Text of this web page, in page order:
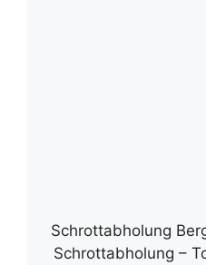
Schrottabholung
Schrottabholung –